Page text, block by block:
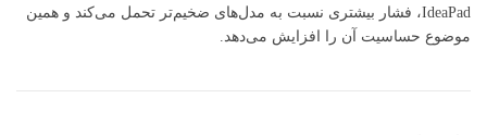
IdeaPad، فشار بیشتری نسبت به مدل‌های ضخیم‌تر تحمل می‌کند و همین
موضوع حساسیت آن را افزایش می‌دهد.